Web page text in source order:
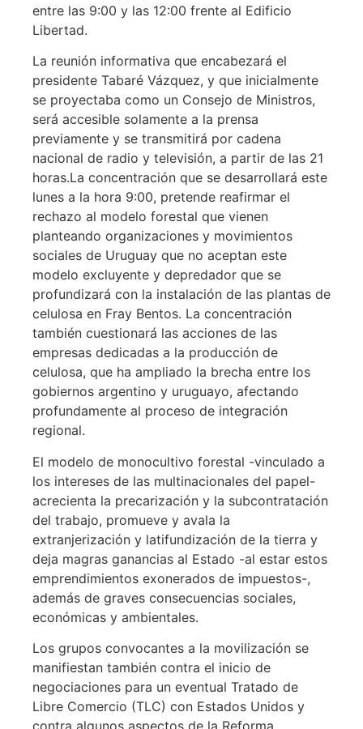
entre las 9:00 y las 12:00 frente al Edificio
Libertad.
La reunión informativa que encabezará el
presidente Tabaré Vázquez, y que inicialmente
se proyectaba como un Consejo de Ministros,
será accesible solamente a la prensa
previamente y se transmitirá por cadena
nacional de radio y televisión, a partir de las 21
horas.La concentración que se desarrollará este
lunes a la hora 9:00, pretende reafirmar el
rechazo al modelo forestal que vienen
planteando organizaciones y movimientos
sociales de Uruguay que no aceptan este
modelo excluyente y depredador que se
profundizará con la instalación de las plantas de
celulosa en Fray Bentos. La concentración
también cuestionará las acciones de las
empresas dedicadas a la producción de
celulosa, que ha ampliado la brecha entre los
gobiernos argentino y uruguayo, afectando
profundamente al proceso de integración
regional.
El modelo de monocultivo forestal -vinculado a
los intereses de las multinacionales del papel-
acrecienta la precarización y la subcontratación
del trabajo, promueve y avala la
extranjerización y latifundización de la tierra y
deja magras ganancias al Estado -al estar estos
emprendimientos exonerados de impuestos-,
además de graves consecuencias sociales,
económicas y ambientales.
Los grupos convocantes a la movilización se
manifiestan también contra el inicio de
negociaciones para un eventual Tratado de
Libre Comercio (TLC) con Estados Unidos y
contra algunos aspectos de la Reforma